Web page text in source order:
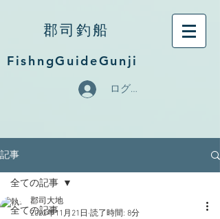
郡司釣船
FishngGuideGunji
ログイン
記事
全ての記事
全ての記事
郡司大地
2022年11月21日 読了時間: 8分